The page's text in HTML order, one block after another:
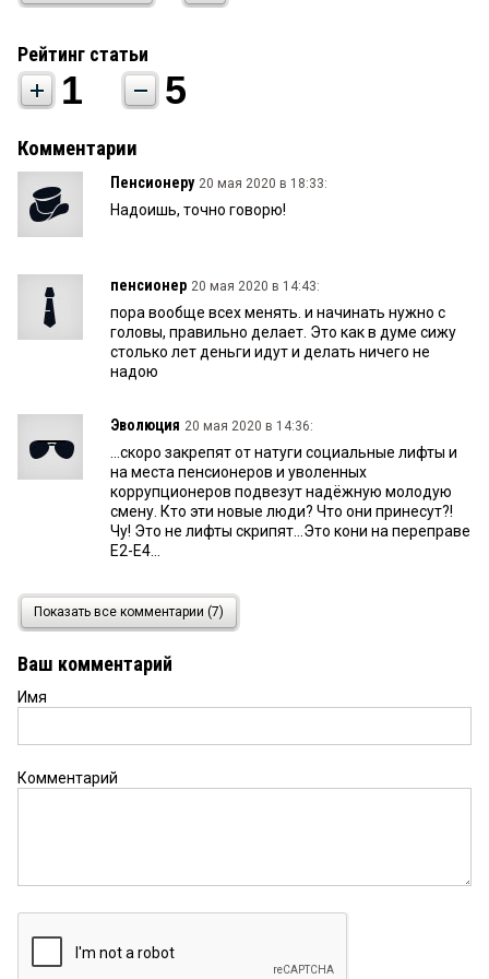
Рейтинг статьи
1 5
Комментарии
Пенсионеру 20 мая 2020 в 18:33:
Надоишь, точно говорю!
пенсионер 20 мая 2020 в 14:43:
пора вообще всех менять. и начинать нужно с
головы, правильно делает. Это как в думе сижу
столько лет деньги идут и делать ничего не
надою
Эволюция 20 мая 2020 в 14:36:
...скоро закрепят от натуги социальные лифты и
на места пенсионеров и уволенных
коррупционеров подвезут надёжную молодую
смену. Кто эти новые люди? Что они принесут?!
Чу! Это не лифты скрипят...Это кони на переправе
Е2-Е4...
Певец новой жизни
И для Омского Минздраваэто — время
переменПам-парм-парам-парарампам-парам-
парам-парам
как менять сотрудников? Может, коронавирусом
займется? Или это не её белоснежных локонов
Так и разрушают министерства своими
безграмотными решениями в области
подумать, что солдатова справляется с
короновирусом (если он вообще есть). Как ни
Показать все комментарии (7)
Ваш комментарий
Имя
Комментарий